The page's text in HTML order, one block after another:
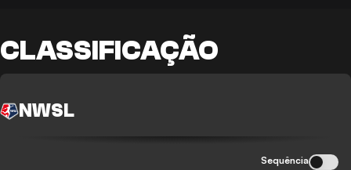
CLASSIFICAÇÃO
NWSL
Sequência